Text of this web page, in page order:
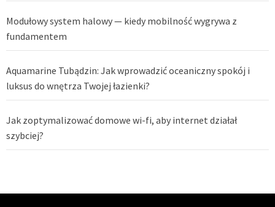
Modułowy system halowy — kiedy mobilność wygrywa z
fundamentem
Aquamarine Tubądzin: Jak wprowadzić oceaniczny spokój i
luksus do wnętrza Twojej łazienki?
Jak zoptymalizować domowe wi-fi, aby internet działał
szybciej?